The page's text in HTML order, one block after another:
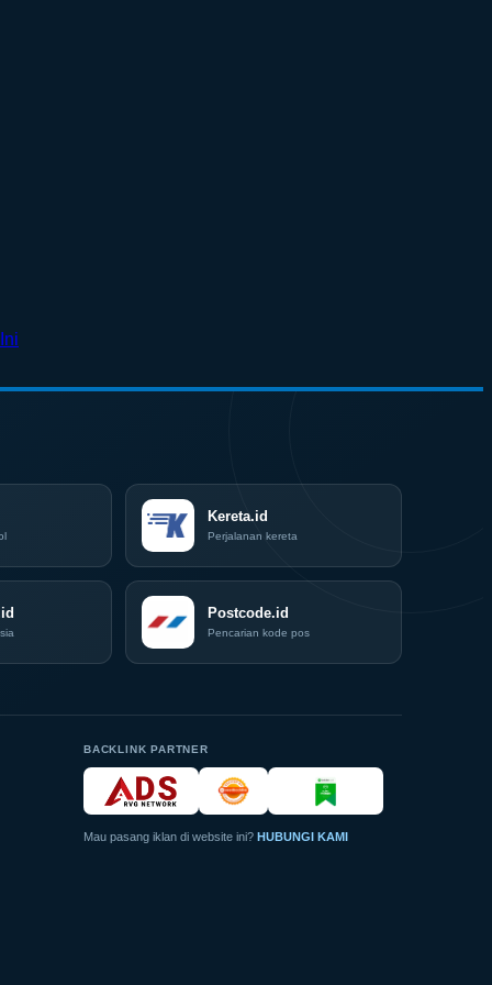
Surabaya
Akhir
Kereta.id
Perjalanan kereta
Postcode.id
Pencarian kode pos
BACKLINK PARTNER
Mau pasang iklan di website ini? HUBUNGI KAMI